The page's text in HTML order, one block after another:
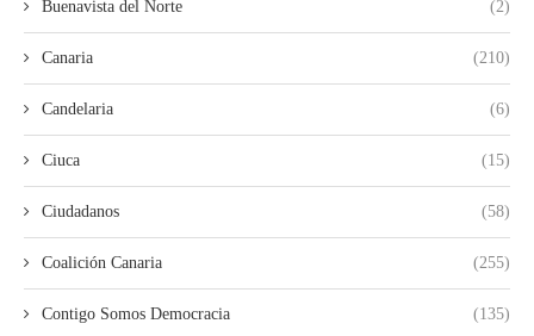
Buenavista del Norte (2)
Canaria (210)
Candelaria (6)
Ciuca (15)
Ciudadanos (58)
Coalición Canaria (255)
Contigo Somos Democracia (135)